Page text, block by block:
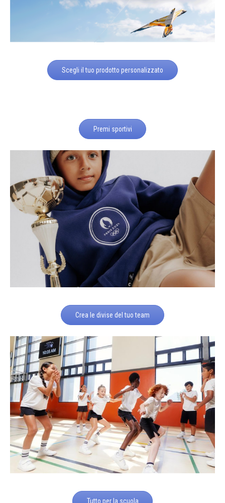
Scegli il tuo prodotto personalizzato
Premi sportivi
Crea le divise del tuo team
Tutto per la scuola